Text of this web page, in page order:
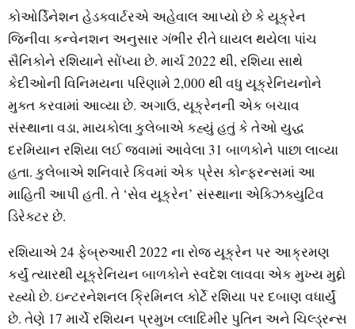
કોઓર્ડિનેશન હેડક્વાર્ટરએ અહેવાલ આપ્યો છે કે યૂક્રેન
જિનીવા કન્વેનશન અનુસાર ગંભીર રીતે ઘાયલ થયેલા પાંચ
સૈનિકોને રશિયાને સોંપ્યા છે. માર્ચ 2022 થી, રશિયા સાથે
કેદીઓની વિનિમયના પરિણામે 2,000 થી વધુ યૂક્રેનિયનોને
મુક્ત કરવામાં આવ્યા છે. અગાઉ, યૂક્રેનની એક બચાવ
સંસ્થાના વડા, માયકોલા કુલેબાએ કહ્યું હતું કે તેઓ યુદ્ધ
દરમિયાન રશિયા લઈ જવામાં આવેલા 31 બાળકોને પાછા લાવ્યા
હતા. કુલેબાએ શનિવારે કિવમાં એક પ્રેસ કોન્ફરન્સમાં આ
માહિતી આપી હતી. તે ‘સેવ યૂક્રેન’ સંસ્થાના એક્ઝિક્યુટિવ
ડિરેક્ટર છે.
રશિયાએ 24 ફેબ્રુઆરી 2022 ના રોજ યૂક્રેન પર આક્રમણ
કર્યું ત્યારથી યૂક્રેનિયન બાળકોને સ્વદેશ લાવવા એક મુખ્ય મુદ્દો
રહ્યો છે. ઇન્ટરનેશનલ ક્રિમિનલ કોર્ટે રશિયા પર દબાણ વધાર્યું
છે. તેણે 17 માર્ચે રશિયન પ્રમુખ વ્લાદિમીર પુતિન અને ચિલ્ડ્રન્સ